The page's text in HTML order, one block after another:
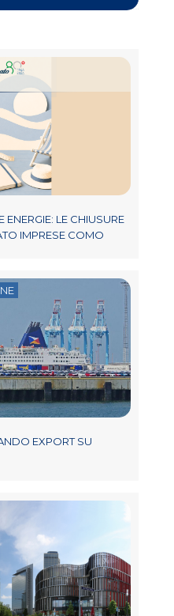
ENERGIE: LE CHIUSURE
IMPRESE COMO
EXPORT SU